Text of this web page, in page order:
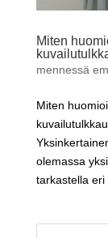
Miten
mennessä
Miten
olemassa
tarkastella eri
Haku: